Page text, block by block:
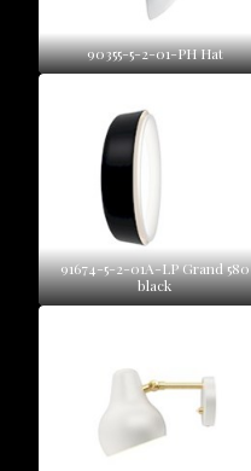
90355-5-2-01-PH Hat
91674-5-2-01A-LP Grand 580
black